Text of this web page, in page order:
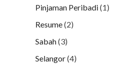
Pinjaman Peribadi(1)
Resume(2)
Sabah(3)
Selangor(4)